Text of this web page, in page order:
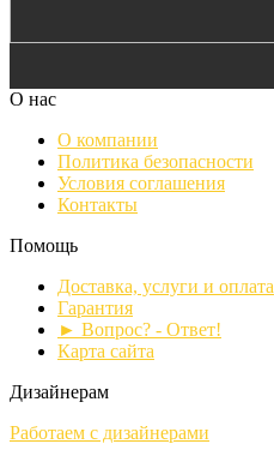
О нас
О компании
Политика безопасности
Условия соглашения
Контакты
Помощь
Доставка, услуги и оплата
Гарантия
► Вопрос? - Ответ!
Карта сайта
Дизайнерам
Работаем с дизайнерами